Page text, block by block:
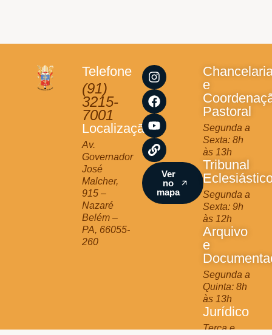
Telefone
(91)
3215-
7001
Localização
Av.
Governador
José
Malcher,
915 –
Nazaré
Belém –
PA, 66055-
260
I
n
s
t
a
g
r
a
m
F
a
c
e
b
o
o
k
Y
o
u
t
u
b
e
L
i
n
k
Ver
no
mapa
e
Pastoral
Segunda a
Sexta: 8h
às 13h
Tribunal
Segunda a
Sexta: 9h
às 12h
Arquivo
e
Segunda a
Quinta: 8h
às 13h
Jurídico
Terça e